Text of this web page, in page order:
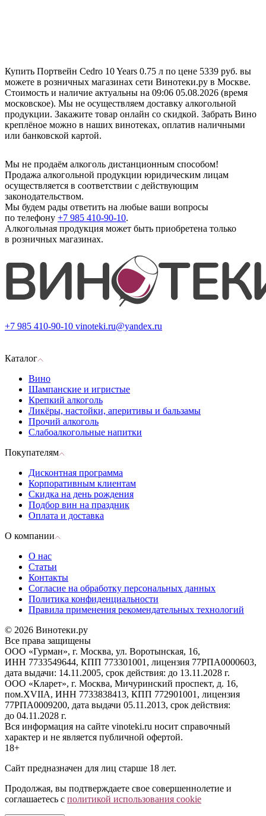
Купить Портвейн Cedro 10 Years 0.75 л по цене 5339 руб. вы
можете в розничных магазинах сети Винотеки.ру в Москве.
Стоимость и наличие актуальны на 09:06 05.08.2026 (время
московское). Мы не осуществляем доставку алкогольной
продукции. Закажите товар онлайн со скидкой. Забрать Вино
креплёное можно в наших винотеках, оплатив наличными
или банковской картой.
Мы не продаём алкоголь дистанционным способом!
Продажа алкогольной продукции юридическим лицам
осуществляется в соответствии с действующим
законодательством.
Мы будем рады ответить на любые ваши вопросы
по телефону +7 985 410-90-10.
Алкогольная продукция может быть приобретена только
в розничных магазинах.
+7 985 410-90-10 vinoteki.ru@yandex.ru
Каталог
Вино
Шампанские и игристые
Крепкий алкоголь
Ликёры, настойки, аперитивы и бальзамы
Прочий алкоголь
Слабоалкогольные напитки
Покупателям
Дисконтная программа
Корпоративным клиентам
Скидка на день рождения
Подбор вин на праздник
Оплата и доставка
О компании
О нас
Статьи
Контакты
Согласие на обработку персональных данных
Политика конфиденциальности
Правила применения рекомендательных технологий
© 2026 Винотеки.ру
Все права защищены
ООО «Гурман», г. Москва, ул. Воротынская, 16,
ИНН 7733549644, КПП 773301001, лицензия 77РПА0000603,
дата выдачи: 14.11.2005, срок действия: до 13.11.2028 г.
ООО «Кларет», г. Москва, Мичуринский проспект, д. 16,
пом.XVIIA, ИНН 7733838413, КПП 772901001, лицензия
77РПА0009200, дата выдачи 05.11.2013, срок действия:
до 04.11.2028 г.
Вся информация на сайте vinoteki.ru носит справочный
характер и не является публичной офертой.
18+
Сайт предназначен для лиц старше 18 лет.
Продолжая, вы подтверждаете свое совершеннолетие и
соглашаетесь с политикой использования cookie